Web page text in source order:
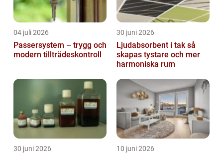
04 juli 2026
Passersystem – trygg och
modern tillträdeskontroll
30 juni 2026
Ljudabsorbent i tak så
skapas tystare och mer
harmoniska rum
30 juni 2026 10 juni 2026